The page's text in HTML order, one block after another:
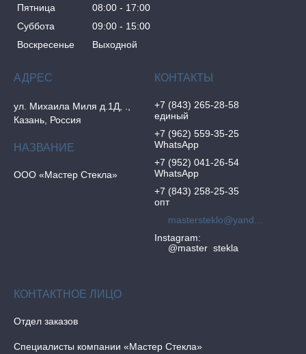
Пятница
08:00
17:00
Суббота
09:00
15:00
Воскресенье
Выходной
ул. Михаила Миля д.1Д, .,
Казань, Россия
ООО «Мастер Стекла»
+7 (843) 265-28-58
единый
+7 (962) 559-35-25
WhatsApp
+7 (952) 041-26-54
WhatsApp
+7 (843) 258-25-35
опт
Instagram
@master_stekla
Отдел заказов
Специалисты компании «Мастер Стекла»